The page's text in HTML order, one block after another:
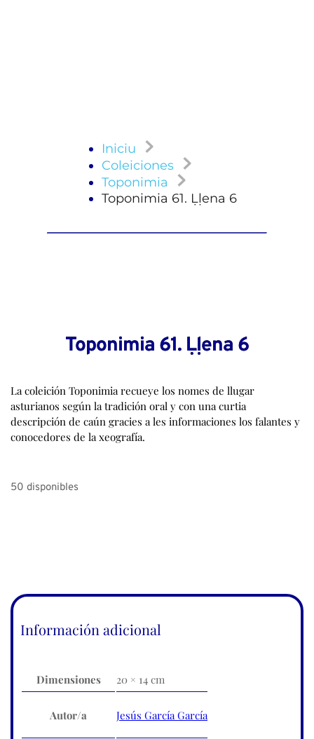
Iniciu
Coleiciones
Toponimia
Toponimia 61. Ḷḷena 6
Toponimia 61. Ḷḷena 6
La coleición Toponimia recueye los nomes de llugar
asturianos según la tradición oral y con una curtia
descripción de caún gracies a les informaciones los falantes y
conocedores de la xeografía.
50 disponibles
Información adicional
Dimensiones 20 × 14 cm
Autor/a Jesús García García